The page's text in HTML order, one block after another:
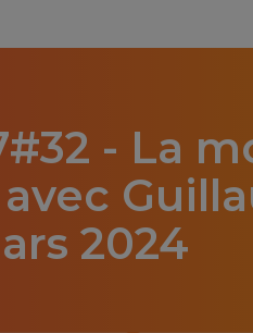
- La
2024